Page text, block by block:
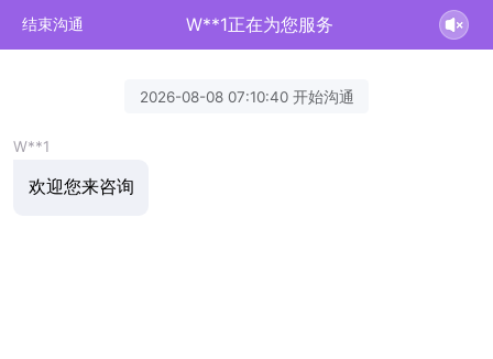
结束沟通 W**1正在为您服务
2026-08-08 07:10:40 开始沟通
W**1
欢迎您来咨询